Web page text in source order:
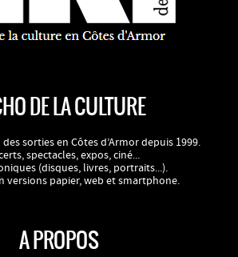
DE LA CULTURE
sorties en Côtes d’Armor depuis 1999.
spectacles, expos, ciné...
(disques, livres, portraits...).
versions papier, web et smartphone.
A PROPOS